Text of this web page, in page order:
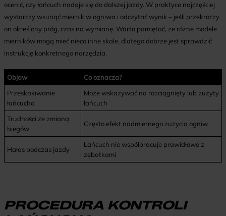
ocenić, czy łańcuch nadaje się do dalszej jazdy. W praktyce najczęściej
wystarczy wsunąć miernik w ogniwa i odczytać wynik – jeśli przekroczy
on określony próg, czas na wymianę. Warto pamiętać, że różne modele
mierników mogą mieć nieco inne skale, dlatego dobrze jest sprawdzić
instrukcję konkretnego narzędzia.
Objaw
Co oznacza?
Przeskakiwanie
łańcucha
Może wskazywać na rozciągnięty lub zużyty
łańcuch
Trudności ze zmianą
biegów
Często efekt nadmiernego zużycia ogniw
Hałas podczas jazdy
Łańcuch nie współpracuje prawidłowo z
zębatkami
PROCEDURA KONTROLI